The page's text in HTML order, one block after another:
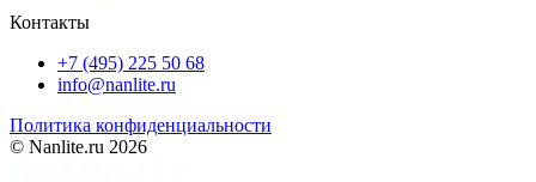
Контакты
+7 (495) 225 50 68
info@nanlite.ru
Политика конфиденциальности
© Nanlite.ru 2026